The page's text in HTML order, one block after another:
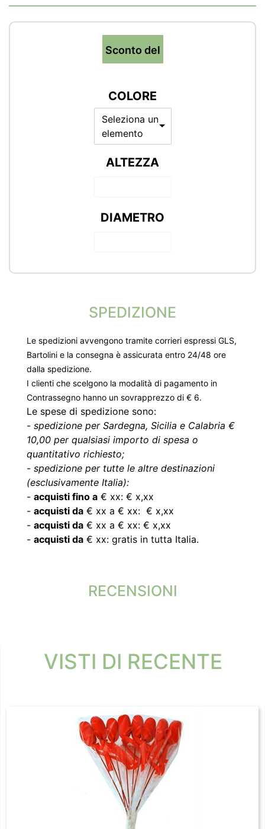
Sconto del
COLORE
Seleziona un
elemento
ALTEZZA
DIAMETRO
SPEDIZIONE
Le spedizioni avvengono tramite corrieri espressi GLS,
Bartolini e la consegna è assicurata entro 24/48 ore
dalla spedizione.
I clienti che scelgono la modalità di pagamento in
Contrassegno hanno un sovrapprezzo di € 6.
Le spese di spedizione sono:
- spedizione per Sardegna, Sicilia e Calabria €
10,00 per qualsiasi importo di spesa o
quantitativo richiesto;
- spedizione per tutte le altre destinazioni
(esclusivamente Italia):
- acquisti fino a € xx: € x,xx
- acquisti da € xx a € xx: € x,xx
- acquisti da € xx a € xx: € x,xx
- acquisti da € xx: gratis in tutta Italia.
RECENSIONI
VISTI DI RECENTE